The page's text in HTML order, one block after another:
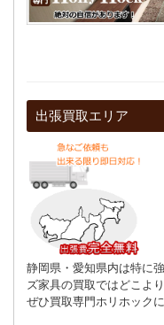
出張買取エリア
静岡県・愛知県内は特に
ズ家具の買取ではどこよ
ぜひ買取専門ホリホック